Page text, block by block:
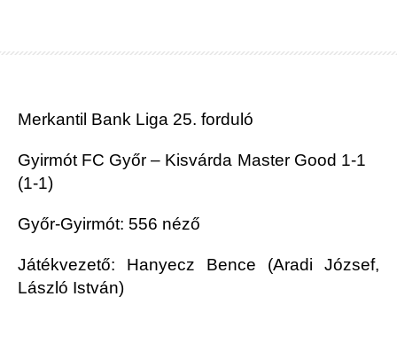
Merkantil Bank Liga 25. forduló
Gyirmót FC Győr – Kisvárda Master Good 1-1
(1-1)
Győr-Gyirmót: 556 néző
Játékvezető: Hanyecz Bence (Aradi József,
László István)